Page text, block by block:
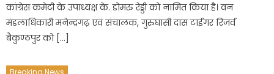
कांग्रेस कमेटी के उपाध्यक्ष के. डोमरु रेड्डी को नामित किया है। वन
मंडलाधिकारी मनेन्द्रगढ़ एवं संचालक, गुरुघासी दास टाईगर रिजर्व
बैकुण्ठपुर को […]
Breaking News